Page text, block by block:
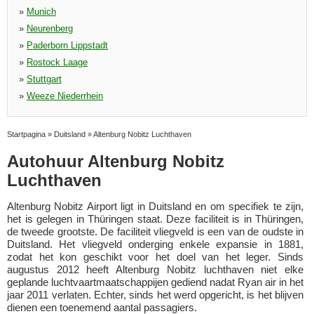
» Munich
» Neurenberg
» Paderborn Lippstadt
» Rostock Laage
» Stuttgart
» Weeze Niederrhein
Startpagina » Duitsland »Altenburg Nobitz Luchthaven
Autohuur Altenburg Nobitz
Luchthaven
Altenburg Nobitz Airport ligt in Duitsland en om specifiek te zijn,
het is gelegen in Thüringen staat. Deze faciliteit is in Thüringen,
de tweede grootste. De faciliteit vliegveld is een van de oudste in
Duitsland. Het vliegveld onderging enkele expansie in 1881,
zodat het kon geschikt voor het doel van het leger. Sinds
augustus 2012 heeft Altenburg Nobitz luchthaven niet elke
geplande luchtvaartmaatschappijen gediend nadat Ryan air in het
jaar 2011 verlaten. Echter, sinds het werd opgericht, is het blijven
dienen een toenemend aantal passagiers.